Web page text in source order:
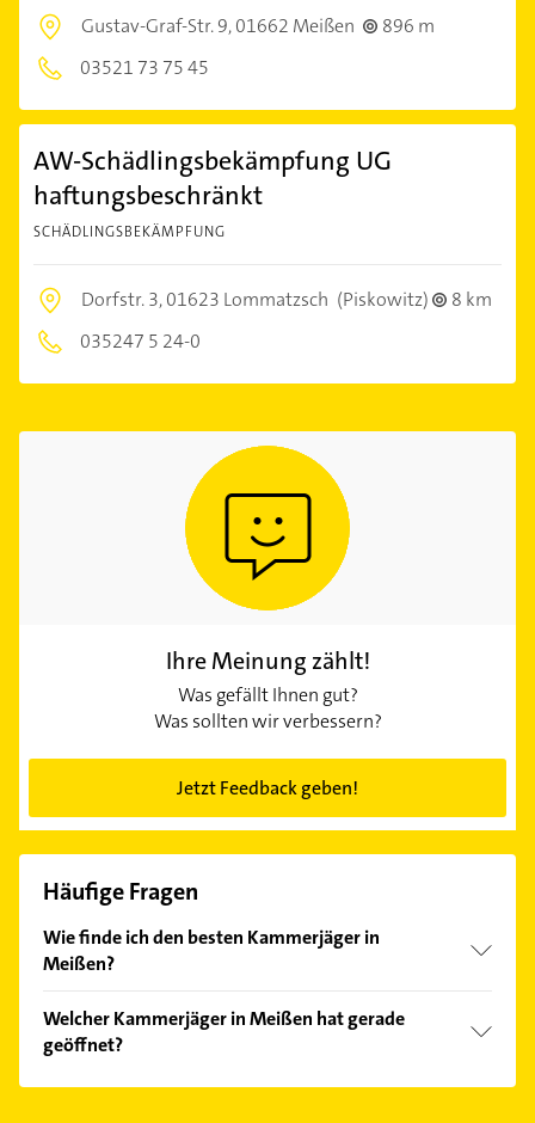
Gustav-Graf-Str. 9,01662 Meißen
896 m
03521 73 75 45
AW-Schädlingsbekämpfung UG
haftungsbeschränkt
SCHÄDLINGSBEKÄMPFUNG
Dorfstr. 3,01623 Lommatzsch (Piskowitz)
8 km
035247 5 24-0
Ihre Meinung zählt!
Was gefällt Ihnen gut?
Was sollten wir verbessern?
Jetzt Feedback geben!
Häufige Fragen
Wie finde ich den besten Kammerjäger in
Meißen?
Kundenmeinungen und profitieren Sie von den
Empfehlungen. Die Suchergebnisse können Sie sich
einfach nachBewertungensortiert anzeigen lassen.
Welcher Kammerjäger in Meißen hat gerade
geöffnet?
Im Anbieter-Bereich finden Sie alleÖffnungszeiten.